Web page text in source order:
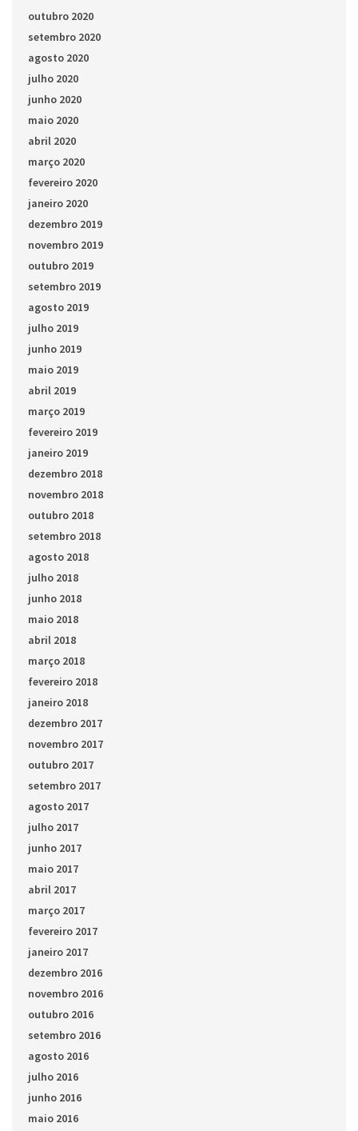
outubro 2020
setembro 2020
agosto 2020
julho 2020
junho 2020
maio 2020
abril 2020
março 2020
fevereiro 2020
janeiro 2020
dezembro 2019
novembro 2019
outubro 2019
setembro 2019
agosto 2019
julho 2019
junho 2019
maio 2019
abril 2019
março 2019
fevereiro 2019
janeiro 2019
dezembro 2018
novembro 2018
outubro 2018
setembro 2018
agosto 2018
julho 2018
junho 2018
maio 2018
abril 2018
março 2018
fevereiro 2018
janeiro 2018
dezembro 2017
novembro 2017
outubro 2017
setembro 2017
agosto 2017
julho 2017
junho 2017
maio 2017
abril 2017
março 2017
fevereiro 2017
janeiro 2017
dezembro 2016
novembro 2016
outubro 2016
setembro 2016
agosto 2016
julho 2016
junho 2016
maio 2016